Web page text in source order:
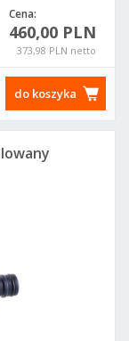
Cena:
460,00 PLN
373,98 PLN netto
do koszyka